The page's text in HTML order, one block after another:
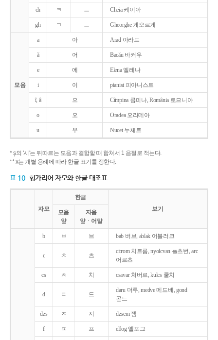
ch ㅋ ㅡ Cheia 케이아
gh ㄱ ㅡ Gheorghe 게오르게
모음
a 아 Arad 아라드
ǎ 어 Bacǎu 바커우
e 에 Elena 엘레나
i 이 pianist 피아니스트
î, â 으 Cîmpina 큼피나, România 로므니아
o 오 Oradea 오라데아
u 우 Nucet 누체트
* ş의 '시'는 뒤따르는 모음과 결합할 때 합쳐서 1 음절로 적는다.
** x는 개별 용례에 따라 한글 표기를 정한다.
표 10 헝가리어 자모와 한글 대조표
자모
한글
보기
모음
앞
자음
앞ㆍ어말
b ㅂ 브 bab 버브, ablak 어블러크
c ㅊ 츠
citrom 치트롬, nyolcvan 뇰츠번, arc
어르츠
cs ㅊ 치 csavar 처버르, kulcs 쿨치
d ㄷ 드
daru 더루, medve 메드베, gond
곤드
dzs ㅈ 지 dzsem 젬
f ㅍ 프 elfog 엘포그